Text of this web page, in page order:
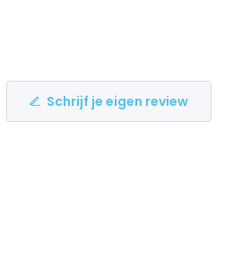
Schrijf je eigen review